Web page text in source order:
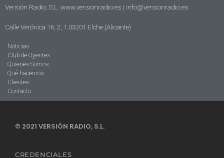
Versión Radio, S.L. www.versionradio.es | info@versionradio.es
Calle Verónica 16, 2, 1 03201 Elche (Alicante)
Noticias
Club de Oyentes
Quienes Somos
Qué hacemos
Clientes
Contacto
© 2021 VERSIÓN RADIO, S.L.
CREDENCIALES